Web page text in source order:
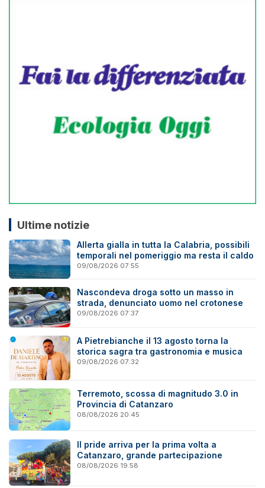
Ultime notizie
Allerta gialla in tutta la Calabria, possibili
temporali nel pomeriggio ma resta il caldo
09/08/2026 07:55
Nascondeva droga sotto un masso in
strada, denunciato uomo nel crotonese
09/08/2026 07:37
A Pietrebianche il 13 agosto torna la
storica sagra tra gastronomia e musica
09/08/2026 07:32
Terremoto, scossa di magnitudo 3.0 in
Provincia di Catanzaro
08/08/2026 20:45
Il pride arriva per la prima volta a
Catanzaro, grande partecipazione
08/08/2026 19:58